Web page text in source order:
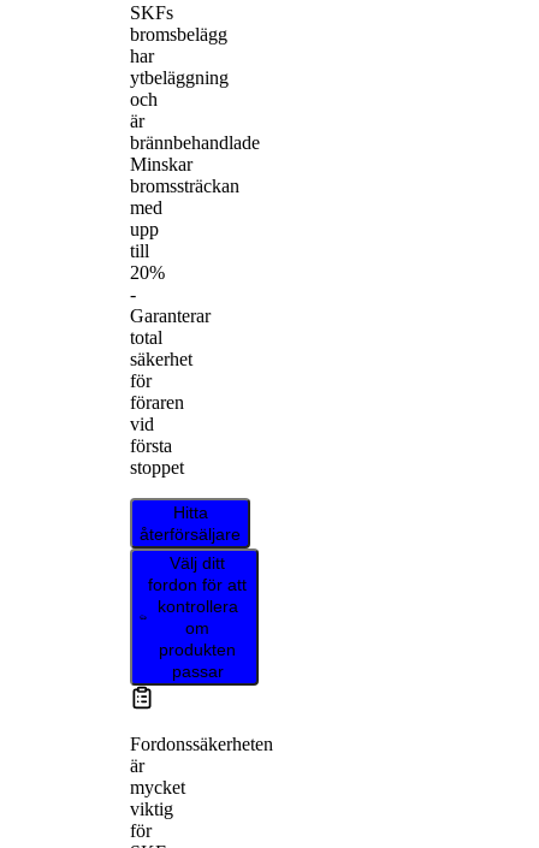
SKFs
bromsbelägg
har
ytbeläggning
och
är
brännbehandlade
Minskar
bromssträckan
med
upp
till
20%
-
Garanterar
total
säkerhet
för
föraren
vid
första
stoppet
Hitta
återförsäljare
Välj ditt
fordon för att
kontrollera
om
produkten
passar
Fordonssäkerheten
är
mycket
viktig
för